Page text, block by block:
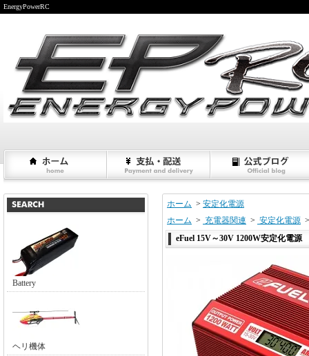
EnergyPowerRC
Battery
ヘリ機体
ホーム > 安定化電源
ホーム > 充電器関連 > 安定化電源
eFuel 15V～30V 1200W安定化電源